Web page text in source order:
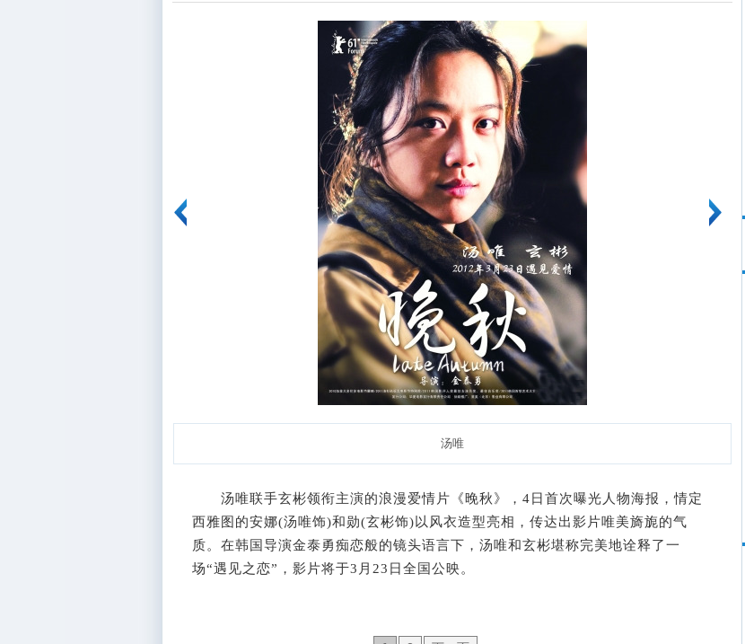
汤唯
汤唯联手玄彬领衔主演的浪漫爱情片《晚秋》，4日首次曝光人物海报，情定
西雅图的安娜(汤唯饰)和勋(玄彬饰)以风衣造型亮相，传达出影片唯美旖旎的气
质。在韩国导演金泰勇痴恋般的镜头语言下，汤唯和玄彬堪称完美地诠释了一
场“遇见之恋”，影片将于3月23日全国公映。